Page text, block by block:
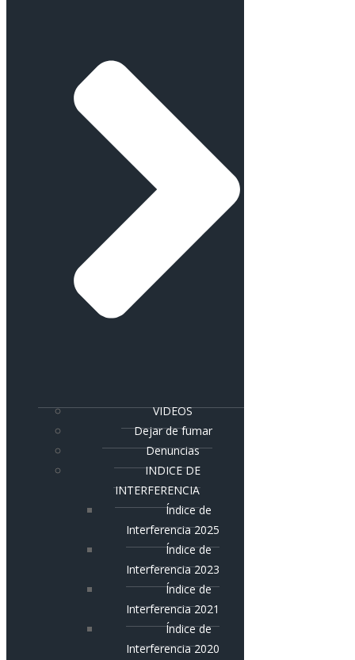
VIDEOS
Dejar de fumar
Denuncias
INDICE DE
INTERFERENCIA
Índice de
Interferencia 2025
Índice de
Interferencia 2023
Índice de
Interferencia 2021
Índice de
Interferencia 2020